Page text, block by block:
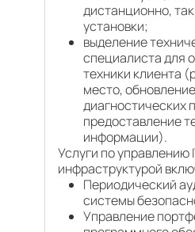
дистанционно,
установки;
выделение
специалиста для
техники клиента
место,
диагностических
предоставление
информации).
Услуги по управлению
инфраструктурой
Периодический
системы
Управление